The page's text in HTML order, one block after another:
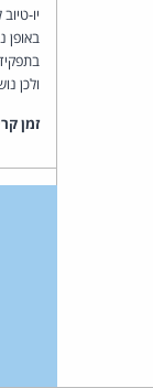
יו-
באופן
ולכן
זמן